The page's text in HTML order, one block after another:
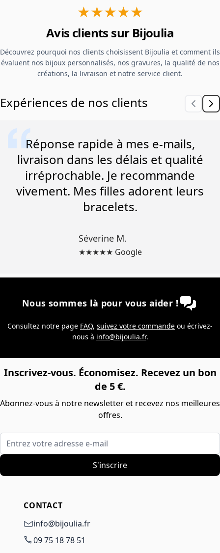
★★★★★
Avis clients sur Bijoulia
Découvrez pourquoi nos clients choisissent Bijoulia et comment ils
évaluent nos bijoux personnalisés, nos gravures, la qualité de nos
créations, la livraison et notre service client.
Expériences de nos clients
Réponse rapide à mes e-mails,
livraison dans les délais et qualité
irréprochable. Je recommande
vivement. Mes filles adorent leurs
bracelets.
Séverine M.
★★★★★ Google
Nous sommes là pour vous aider !
Consultez notre page FAQ, suivez votre commande ou écrivez-
nous à info@bijoulia.fr.
Inscrivez-vous. Économisez. Recevez un bon
de 5 €.
Abonnez-vous à notre newsletter et recevez nos meilleures
offres.
Entrez votre adresse e-mail
S'inscrire
CONTACT
info@bijoulia.fr
09 75 18 78 51